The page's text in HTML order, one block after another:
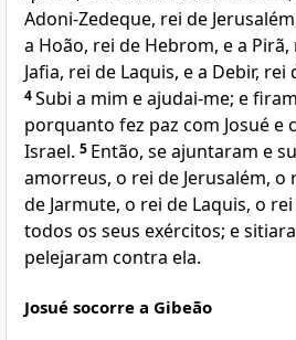
Adoni-Zedeque, rei de
a Hoão, rei de Hebrom, e a Pirã,
Jafia, rei de Laquis, e a Debir,
4Subi a mim e ajudai-me; e
porquanto fez paz com Josué e
Israel. 5 Então, se ajuntaram e
amorreus, o rei de Jerusalém, o
de Jarmute, o rei de Laquis, o
todos os seus exércitos; e
pelejaram contra ela.
Josué socorre a Gibeão